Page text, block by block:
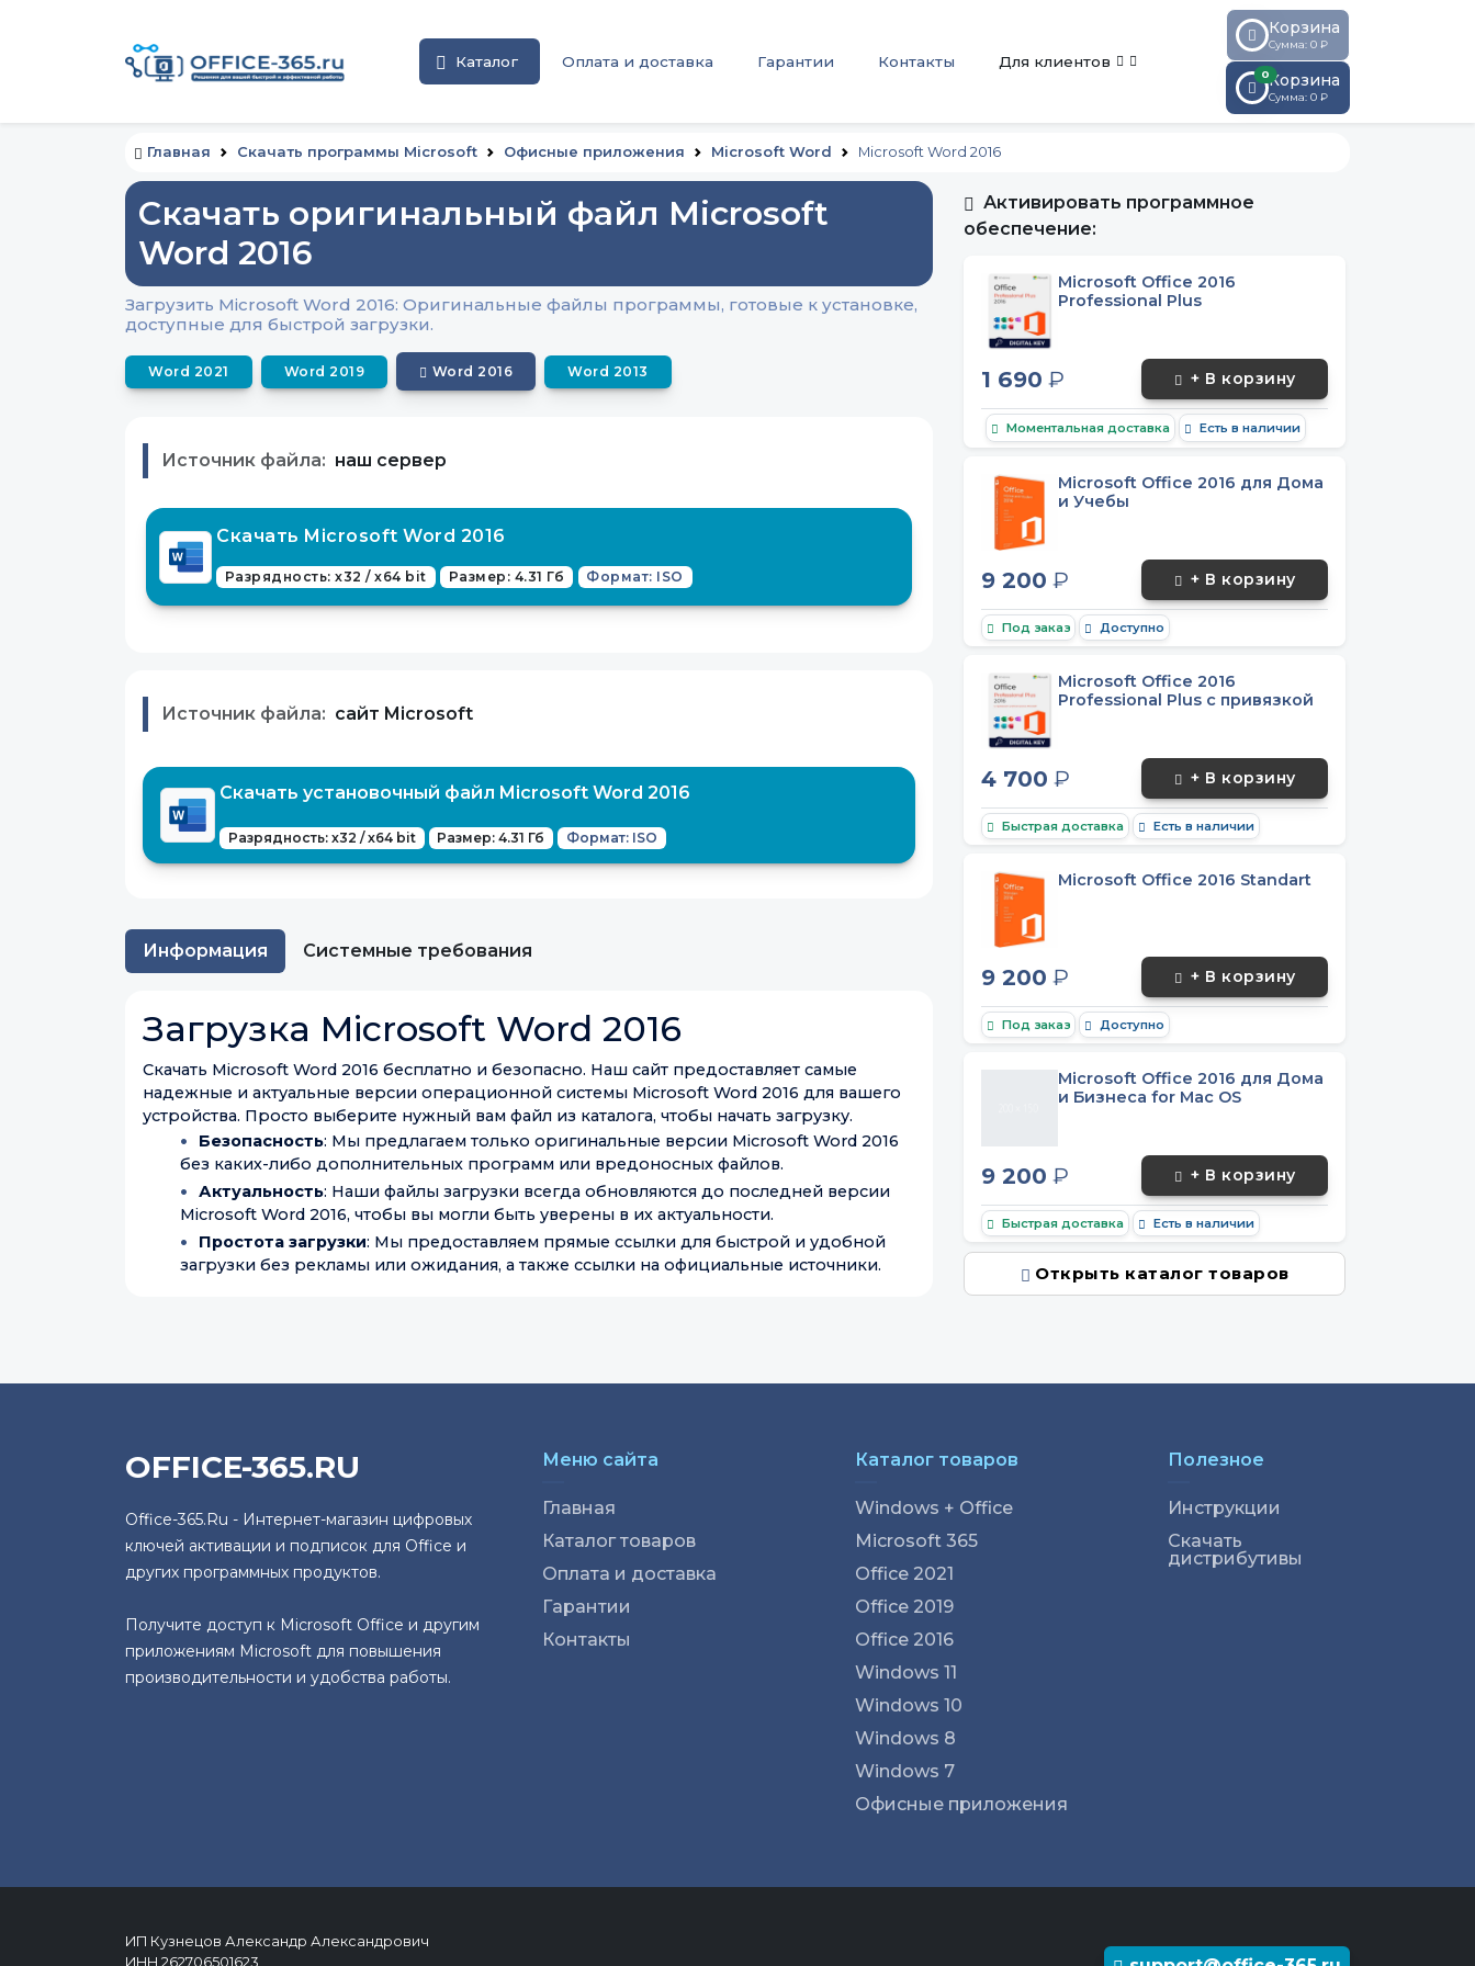
Каталог Оплата и доставка Гарантии Контакты Для клиентов
Корзина
Сумма: 0 ₽
0Корзина
Сумма: 0 ₽
Главная Скачать программы Microsoft Офисные приложения Microsoft Word Microsoft Word 2016
Скачать оригинальный файл Microsoft
Word 2016
Загрузить Microsoft Word 2016: Оригинальные файлы программы, готовые к установке,
доступные для быстрой загрузки.
Word 2021 Word 2019 Word 2016 Word 2013
Источник файла: наш сервер
Скачать Microsoft Word 2016
Разрядность: x32 / x64 bit Размер: 4.31 Гб Формат: ISO
Источник файла: сайт Microsoft
Скачать установочный файл Microsoft Word 2016
Разрядность: x32 / x64 bit Размер: 4.31 Гб Формат: ISO
Информация Системные требования
Загрузка Microsoft Word 2016
Скачать Microsoft Word 2016 бесплатно и безопасно. Наш сайт предоставляет самые
надежные и актуальные версии операционной системы Microsoft Word 2016 для вашего
устройства. Просто выберите нужный вам файл из каталога, чтобы начать загрузку.
Безопасность: Мы предлагаем только оригинальные версии Microsoft Word 2016
без каких-либо дополнительных программ или вредоносных файлов.
Актуальность: Наши файлы загрузки всегда обновляются до последней версии
Microsoft Word 2016, чтобы вы могли быть уверены в их актуальности.
Простота загрузки: Мы предоставляем прямые ссылки для быстрой и удобной
загрузки без рекламы или ожидания, а также ссылки на официальные источники.
Активировать программное
обеспечение:
Microsoft Office 2016
Professional Plus
1 690 ₽ + В корзину
Моментальная доставка Есть в наличии
Microsoft Office 2016 для Дома
и Учебы
9 200 ₽ + В корзину
Под заказ Доступно
Microsoft Office 2016
Professional Plus с привязкой
4 700 ₽ + В корзину
Быстрая доставка Есть в наличии
Microsoft Office 2016 Standart
9 200 ₽ + В корзину
Под заказ Доступно
Microsoft Office 2016 для Дома
и Бизнеса for Mac OS
9 200 ₽ + В корзину
Быстрая доставка Есть в наличии
Открыть каталог товаров
OFFICE-365.RU
Office-365.Ru - Интернет-магазин цифровых
ключей активации и подписок для Office и
других программных продуктов.
Получите доступ к Microsoft Office и другим
приложениям Microsoft для повышения
производительности и удобства работы.
Меню сайта
Главная
Каталог товаров
Оплата и доставка
Гарантии
Контакты
Каталог товаров
Windows + Office
Microsoft 365
Office 2021
Office 2019
Office 2016
Windows 11
Windows 10
Windows 8
Windows 7
Офисные приложения
Полезное
Инструкции
Скачать
дистрибутивы
ИП Кузнецов Александр Александрович
ИНН 262706501623